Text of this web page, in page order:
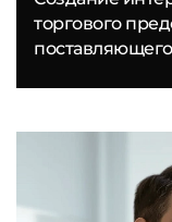
торгового